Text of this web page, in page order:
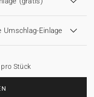
Umschlag-Einlage
Stück